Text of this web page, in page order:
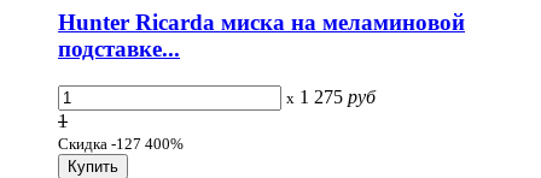
Hunter Ricarda миска на меламиновой
подставке...
x 1 275 руб
1
Скидка -127 400%